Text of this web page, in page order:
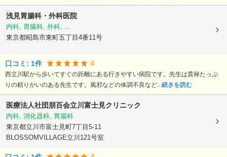
浅見胃腸科・外科医院
内科, 胃腸科, 外科, ...
東京都昭島市東町五丁目4番11号
口コミ: 1件 4
西立川駅から歩いてすぐの距離にある行きやすい病院です。先生は貫禄たっぷ
りの頼りがいのある先生です。風邪などの体調不良など... 続きを読む
医療法人社団朋百会立川富士見クリニック
内科, 消化器科, 胃腸科
東京都立川市富士見町7丁目5-11
BLOSSOMVILLAGE立川121号室